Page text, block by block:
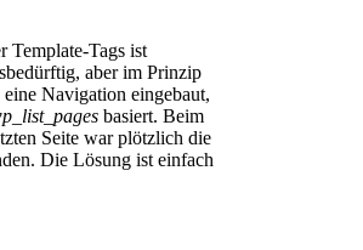
Template-Tags ist
aber im Prinzip
Navigation eingebaut,
basiert. Beim
Seite war plötzlich die
Die Lösung ist einfach